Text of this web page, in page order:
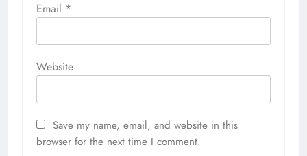
Email *
Website
Save my name, email, and website in this
browser for the next time I comment.